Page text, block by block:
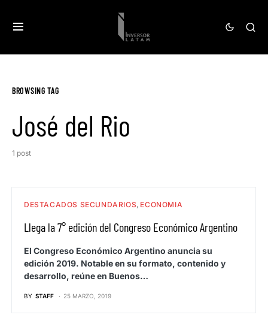
BROWSING TAG
José del Rio
1 post
DESTACADOS SECUNDARIOS ECONOMIA
Llega la 7° edición del Congreso Económico Argentino
El Congreso Económico Argentino anuncia su
edición 2019. Notable en su formato, contenido y
desarrollo, reúne en Buenos…
BY STAFF 25 MARZO, 2019